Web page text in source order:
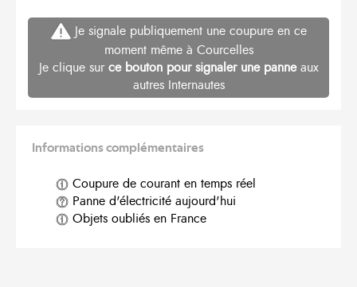
Je signale publiquement une coupure en ce
moment même à Courcelles
Je clique sur ce bouton pour signaler une panneaux
autres Internautes
Informations complémentaires
Coupure de courant en temps réel
Panne d'électricité aujourd'hui
Objets oubliés en France